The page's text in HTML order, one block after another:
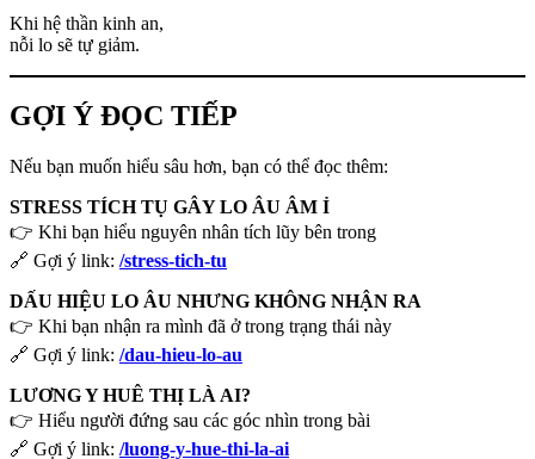
Khi hệ thần kinh an,
nỗi lo sẽ tự giảm.
GỢI Ý ĐỌC TIẾP
Nếu bạn muốn hiểu sâu hơn, bạn có thể đọc thêm:
STRESS TÍCH TỤ GÂY LO ÂU ÂM Ỉ
👉 Khi bạn hiểu nguyên nhân tích lũy bên trong
🔗 Gợi ý link: /stress-tich-tu
DẤU HIỆU LO ÂU NHƯNG KHÔNG NHẬN RA
👉 Khi bạn nhận ra mình đã ở trong trạng thái này
🔗 Gợi ý link: /dau-hieu-lo-au
LƯƠNG Y HUÊ THỊ LÀ AI?
👉 Hiểu người đứng sau các góc nhìn trong bài
🔗 Gợi ý link: /luong-y-hue-thi-la-ai